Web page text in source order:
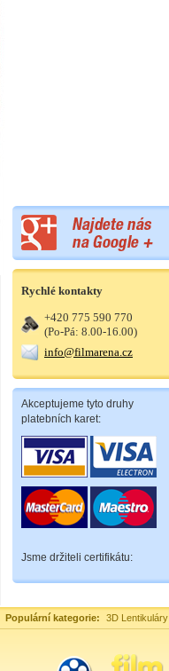
Rychlé kontakty
+420 775 590 770
(Po-Pá: 8.00-16.00)
info@filmarena.cz
Akceptujeme tyto druhy
platebních karet:
Jsme držiteli certifikátu:
Populární kategorie: 3D Lentikuláry